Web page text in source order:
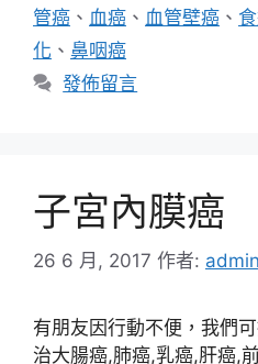
管癌 、 血癌 、 血管壁癌 、
化 、 鼻咽癌
發佈留言
子宮內膜癌
26 6 月, 2017 作者: admin
有朋友因行動不便，我們
治大腸癌,肺癌,乳癌,肝癌,